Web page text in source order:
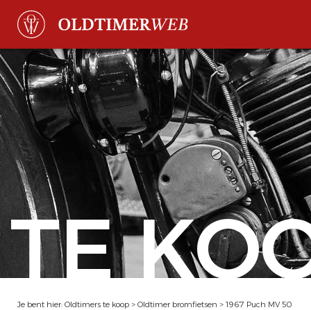
TE
Je bent hier: Oldtimers te koop > Oldtimer bromfietsen > 1967 Puch MV 50